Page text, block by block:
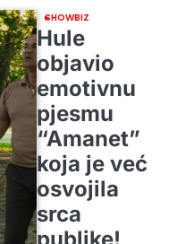
SHOWBIZ
Hule
objavio
emotivnu
pjesmu
“Amanet”
koja je već
osvojila
srca